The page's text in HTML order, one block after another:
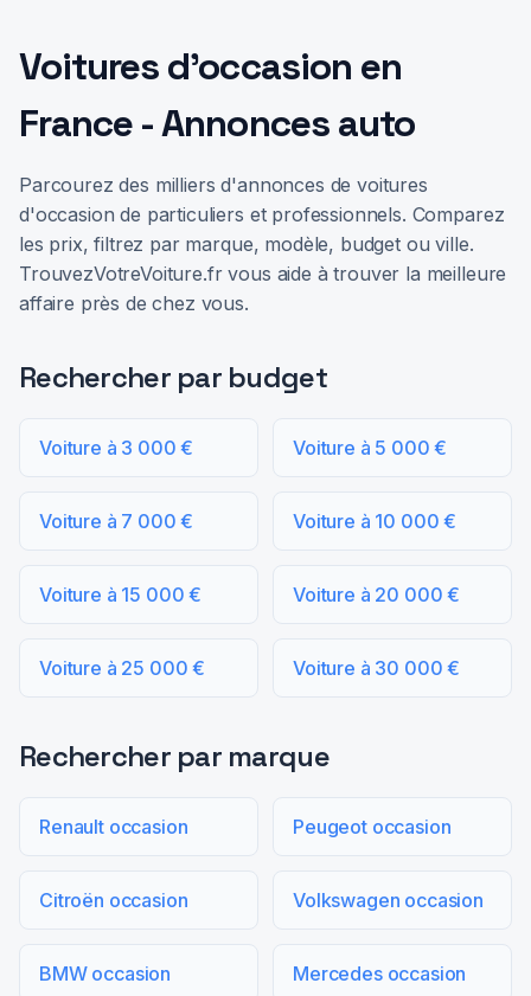
Voitures d'occasion en
France - Annonces auto
Parcourez des milliers d'annonces de voitures
d'occasion de particuliers et professionnels. Comparez
les prix, filtrez par marque, modèle, budget ou ville.
TrouvezVotreVoiture.fr vous aide à trouver la meilleure
affaire près de chez vous.
Rechercher par budget
Voiture à 3 000 € Voiture à 5 000 €
Voiture à 7 000 € Voiture à 10 000 €
Voiture à 15 000 € Voiture à 20 000 €
Voiture à 25 000 € Voiture à 30 000 €
Rechercher par marque
Renault occasion Peugeot occasion
Citroën occasion Volkswagen occasion
BMW occasion Mercedes occasion